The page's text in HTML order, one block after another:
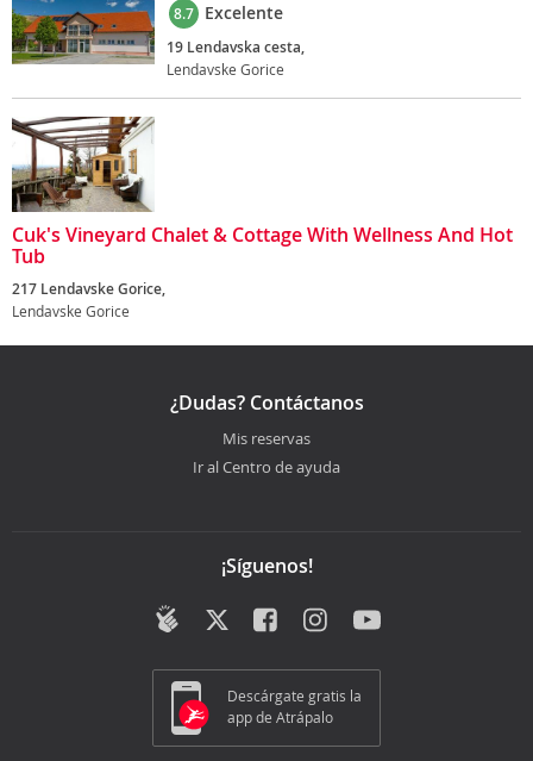
8.7 Excelente
19 Lendavska cesta,
Lendavske Gorice
Cuk's Vineyard Chalet & Cottage With Wellness And Hot
Tub
217 Lendavske Gorice,
Lendavske Gorice
¿Dudas? Contáctanos
Mis reservas
Ir al Centro de ayuda
¡Síguenos!
Descárgate gratis la
app de Atrápalo